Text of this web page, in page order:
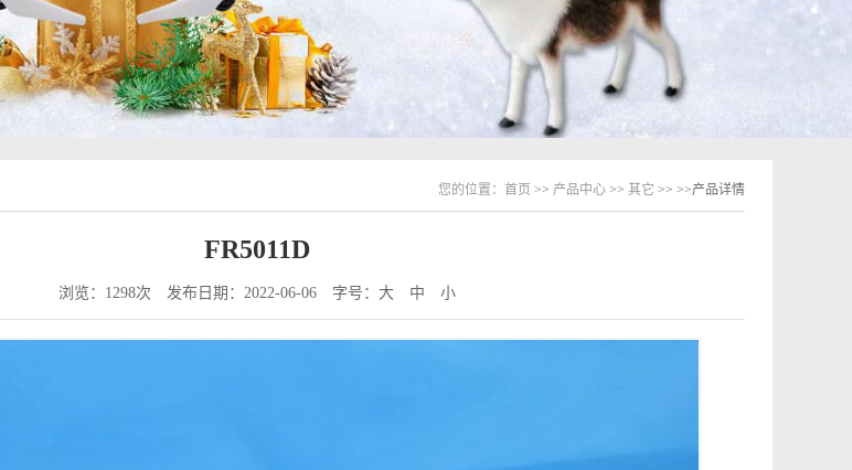
您的位置： 首页 >> 产品中心 >> 其它 >> >>产品详情
FR5011D
浏览：1298次 发布日期：2022-06-06 字号： 大 中 小